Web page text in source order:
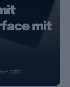
mit
2016